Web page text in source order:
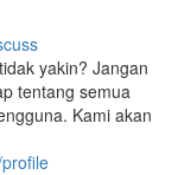
yakin? Jangan
tentang semua
Kami akan